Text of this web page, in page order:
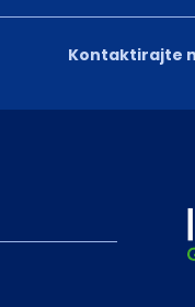
Kontaktirajte